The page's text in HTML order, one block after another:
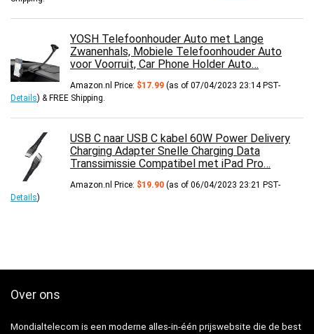
YOSH Telefoonhouder Auto met Lange
Zwanenhals, Mobiele Telefoonhouder Auto
voor Voorruit, Car Phone Holder Auto…
Amazon.nl Price: $17.99 (as of 07/04/2023 23:14 PST-
Details) & FREE Shipping
USB C naar USB C kabel 60W Power Delivery
Charging Adapter Snelle Charging Data
Transsimissie Compatibel met iPad Pro…
Amazon.nl Price: $19.90 (as of 06/04/2023 23:21 PST-
Details)
Over ons
Mondialtelecom is een moderne alles-in-één prijswebsite die de best